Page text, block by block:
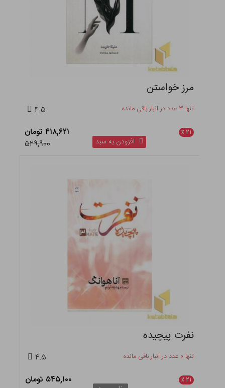
مرز خواستن
تنها ۳ عدد در انبار باقی مانده ۴.۵
۲۱ ٪
۴۱۸,۶۲۱ تومان
۵۲۹,۹۰۰
افزودن به سبد
نفرت پیچیده
تنها ۰ عدد در انبار باقی مانده ۴.۵
۲۱ ٪
۵۴۵,۱۰۰ تومان